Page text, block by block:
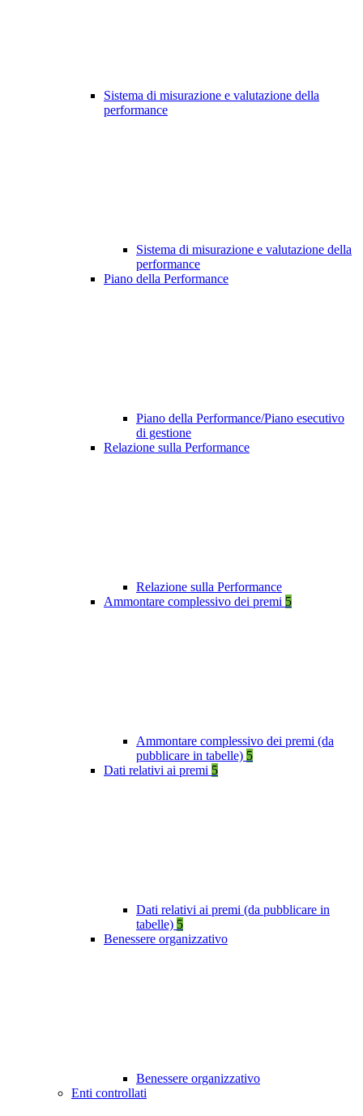
Sistema di misurazione e valutazione della
performance
Sistema di misurazione e valutazione della
performance
Piano della Performance
Piano della Performance/Piano esecutivo
di gestione
Relazione sulla Performance
Relazione sulla Performance
Ammontare complessivo dei premi 5
Ammontare complessivo dei premi (da
pubblicare in tabelle) 5
Dati relativi ai premi 5
Dati relativi ai premi (da pubblicare in
tabelle) 5
Benessere organizzativo
Benessere organizzativo
Enti controllati